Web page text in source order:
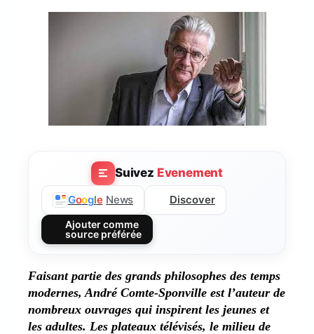
Suivez Evenement
Google News Discover
Ajouter comme
source préférée
Faisant partie des grands philosophes des temps
modernes, André Comte-Sponville est l’auteur de
nombreux ouvrages qui inspirent les jeunes et
les adultes. Les plateaux télévisés, le milieu de